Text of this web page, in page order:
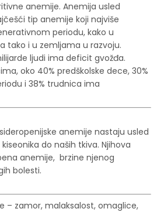
anemije. Anemija usled
tip anemije koji najviše
periodu, kako u
tako i u zemljama u razvoju.
ljudi ima deficit gvožđa.
oko 40% predškolske dece, 30%
i 38% trudnica ima
anemije nastaju usled
do naših tkiva. Njihova
anemije, brzine njenog
bolesti.
– zamor, malaksalost, omaglice,